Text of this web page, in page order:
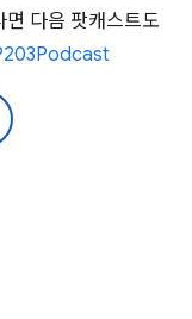
다음 팟캐스트도